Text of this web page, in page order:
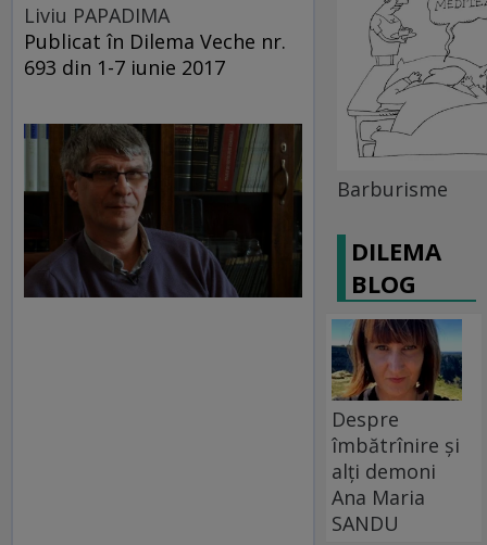
Liviu PAPADIMA
Publicat în Dilema Veche nr.
693 din 1-7 iunie 2017
Barburisme
DILEMA
BLOG
Despre
îmbătrînire și
alți demoni
Ana Maria
SANDU